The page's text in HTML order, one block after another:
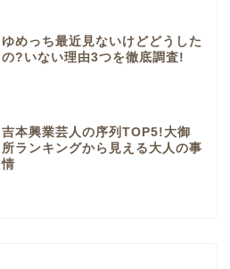
ゆめっち最近見ないけどどうした
の?いない理由3つを徹底調査!
吉本興業芸人の序列TOP5!大御
所ランキングから見える大人の事
情